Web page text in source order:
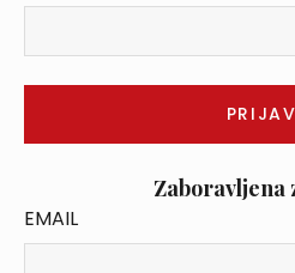
Zaboravljena
EMAIL